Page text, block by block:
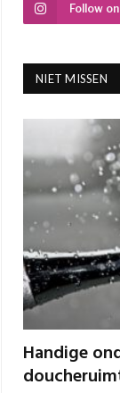
Follow
NIET MISSEN
Handige